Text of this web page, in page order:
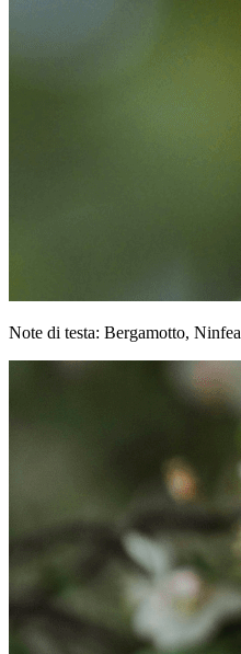
Note di testa: Bergamotto, Ninfea